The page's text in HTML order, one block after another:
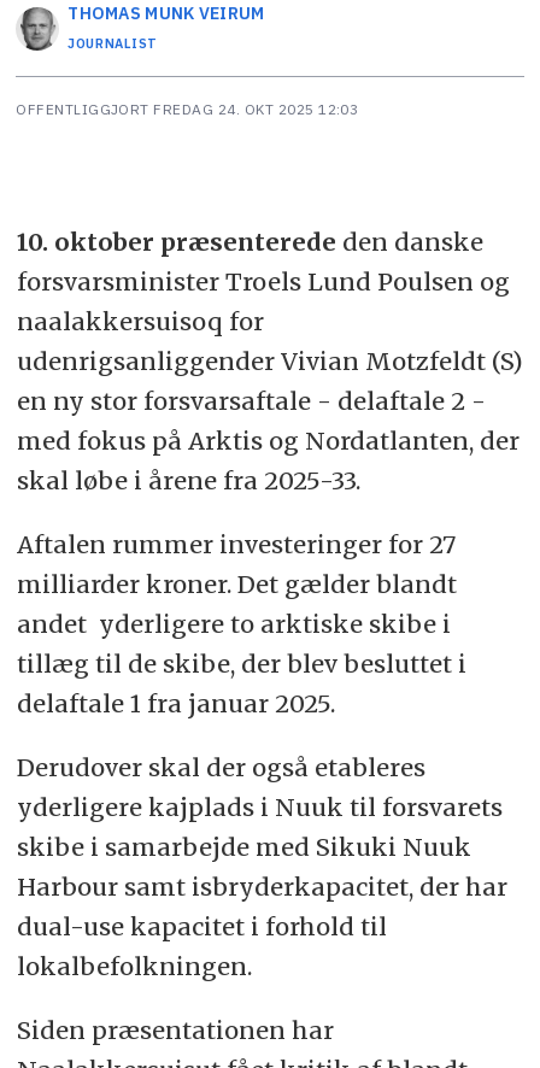
THOMAS MUNK VEIRUM
JOURNALIST
OFFENTLIGGJORT FREDAG 24. OKT 2025 12:03
10. oktober præsenterede den danske
forsvarsminister Troels Lund Poulsen og
naalakkersuisoq for
udenrigsanliggender Vivian Motzfeldt (S)
en ny stor forsvarsaftale - delaftale 2 -
med fokus på Arktis og Nordatlanten, der
skal løbe i årene fra 2025-33.
Aftalen rummer investeringer for 27
milliarder kroner. Det gælder blandt
andet yderligere to arktiske skibe i
tillæg til de skibe, der blev besluttet i
delaftale 1 fra januar 2025.
Derudover skal der også etableres
yderligere kajplads i Nuuk til forsvarets
skibe i samarbejde med Sikuki Nuuk
Harbour samt isbryderkapacitet, der har
dual-use kapacitet i forhold til
lokalbefolkningen.
Siden præsentationen har